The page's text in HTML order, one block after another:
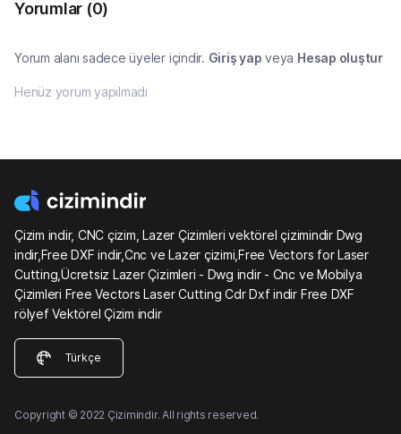
Yorumlar (0)
Yorum alanı sadece üyeler içindir. Giriş yap veya Hesap oluştur
Henüz yorum yapılmadı
Çizim indir, CNC çizim, Lazer Çizimleri vektörel çizimindir Dwg
indir,Free DXF indir,Cnc ve Lazer çizimi,Free Vectors for Laser
Cutting,Ücretsiz Lazer Çizimleri - Dwg indir - Cnc ve Mobilya
Çizimleri Free Vectors Laser Cutting Cdr Dxf indir Free DXF
rölyef Vektörel Çizim indir
Türkçe
Copyright © 2022 Çizimindir. All rights reserved.